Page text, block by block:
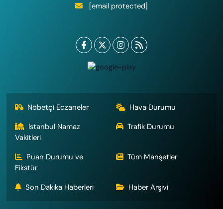
[email protected]
Nöbetçi Eczaneler
Hava Durumu
İstanbul Namaz
Vakitleri
Trafik Durumu
Puan Durumu ve
Fikstür
Tüm Manşetler
Son Dakika Haberleri Haber Arşivi